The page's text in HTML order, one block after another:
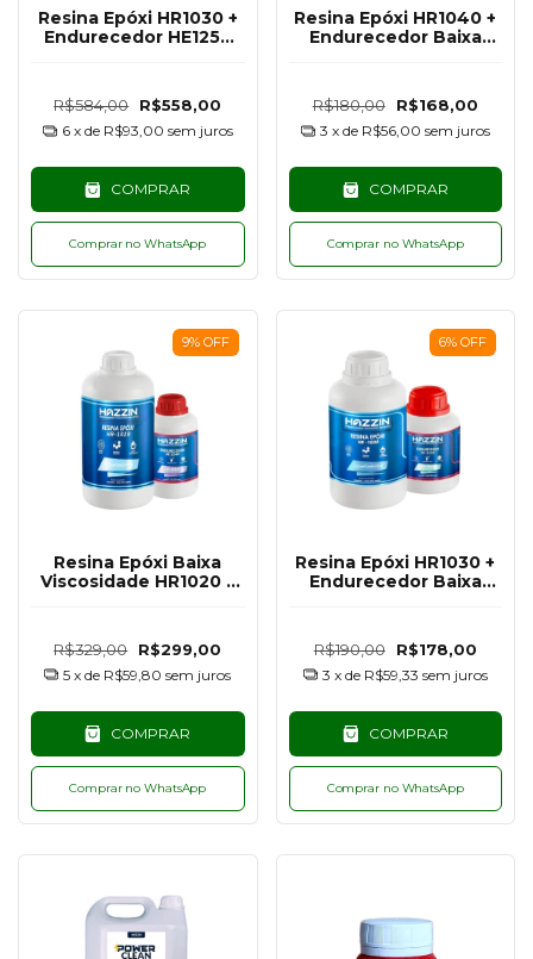
Resina Epóxi HR1030 +
Endurecedor HE1250
5KG
R$584,00 R$558,00
6 x de R$93,00 sem juros
COMPRAR
Comprar no WhatsApp
Resina Epóxi HR1040 +
Endurecedor Baixa
R$180,00 R$168,00
3 x de R$56,00 sem juros
COMPRAR
Comprar no WhatsApp
9% OFF
Resina Epóxi Baixa
Viscosidade HR1020 +
HE2240 Hazzin- 2,8KG
R$329,00 R$299,00
5 x de R$59,80 sem juros
COMPRAR
Comprar no WhatsApp
6% OFF
Resina Epóxi HR1030 +
Endurecedor Baixa
R$190,00 R$178,00
3 x de R$59,33 sem juros
COMPRAR
Comprar no WhatsApp